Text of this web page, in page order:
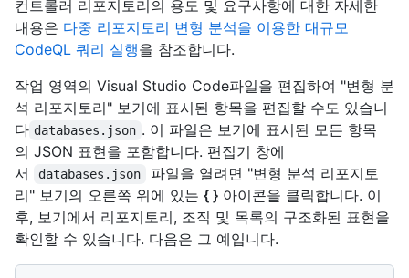
컨트롤러 리포지토리의 용도 및 요구사항에 대한 자세한
내용은 다중 리포지토리 변형 분석을 이용한 대규모
CodeQL 쿼리 실행을 참조합니다.
작업 영역의 Visual Studio Code파일을 편집하여 "변형 분
석 리포지토리" 보기에 표시된 항목을 편집할 수도 있습니
다 databases.json . 이 파일은 보기에 표시된 모든 항목
의 JSON 표현을 포함합니다. 편집기 창에
서
databases.json
파일을 열려면 "변형 분석 리포지토
리" 보기의 오른쪽 위에 있는 { } 아이콘을 클릭합니다. 이
후, 보기에서 리포지토리, 조직 및 목록의 구조화된 표현을
확인할 수 있습니다. 다음은 그 예입니다.